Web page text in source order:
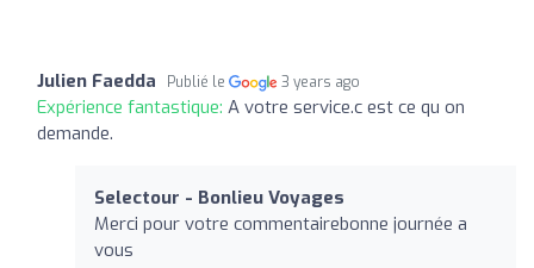
Julien Faedda Publié le 3 years ago
Expérience fantastique: A votre service.c est ce qu on
demande.
Selectour - Bonlieu Voyages
Merci pour votre commentairebonne journée a
vous